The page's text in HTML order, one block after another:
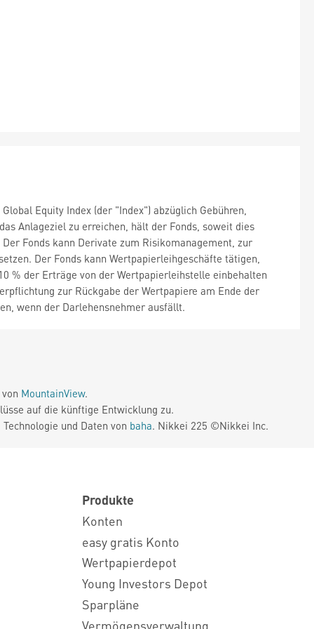
Equity Index (der "Index") abzüglich Gebühren,
Anlageziel zu erreichen, hält der Fonds, soweit dies
Fonds kann Derivate zum Risikomanagement, zur
Der Fonds kann Wertpapierleihgeschäfte tätigen,
% der Erträge von der Wertpapierleihstelle einbehalten
zur Rückgabe der Wertpapiere am Ende der
wenn der Darlehensnehmer ausfällt.
MountainView.
auf die künftige Entwicklung zu.
und Daten von baha. Nikkei 225 ©Nikkei Inc.
Produkte
Konten
easy gratis Konto
Wertpapierdepot
Young Investors Depot
Sparpläne
Vermögensverwaltung